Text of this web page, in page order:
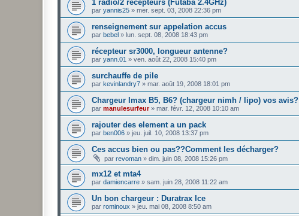
1 radio/2 recepteurs (Futaba 2.4GHz)
par yannis25 » mer. sept. 03, 2008 22:36 pm
renseignement sur appelation accus
par bebel » lun. sept. 08, 2008 18:43 pm
récepteur sr3000, longueur antenne?
par yann.01 » ven. août 22, 2008 15:40 pm
surchauffe de pile
par kevinlandry7 » mar. août 19, 2008 18:01 pm
Chargeur Imax B5, B6? (chargeur nimh / lipo) vos avis?
par manulesurfeur» mar. févr. 12, 2008 10:10 am
rajouter des element a un pack
par ben006 » jeu. juil. 10, 2008 13:37 pm
Ces accus bien ou pas??Comment les décharger?
par revoman » dim. juin 08, 2008 15:26 pm
mx12 et mta4
par damiencarre » sam. juin 28, 2008 11:22 am
Un bon chargeur : Duratrax Ice
par rominoux » jeu. mai 08, 2008 8:50 am